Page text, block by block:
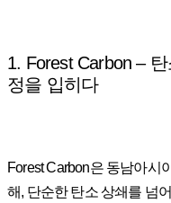
1. Forest Carbon –
정을 입히다
Forest Carbon은 동남아시
해, 단순한 탄소 상쇄를 넘